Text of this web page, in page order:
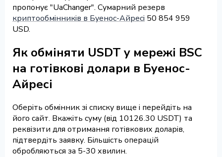
пропонує "UaChanger". Сумарний резерв
криптообмінників в Буенос-Айресі 50 854 959
USD.
Як обміняти USDT у мережі BSC
на готівкові долари в Буенос-
Айресі
Оберіть обмінник зі списку вище і перейдіть на
його сайт. Вкажіть суму (від 10126.30 USDT) та
реквізити для отримання готівкових доларів,
підтвердіть заявку. Більшість операцій
обробляються за 5-30 хвилин.